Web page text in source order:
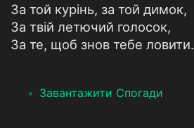
За той курінь, за той димок,
За твій летючий голосок,
За те, щоб знов тебе ловити.
Завантажити Спогади